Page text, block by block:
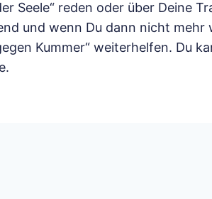
Seele“ reden oder über Deine
und wenn Du dann nicht mehr
Kummer“ weiterhelfen. Du